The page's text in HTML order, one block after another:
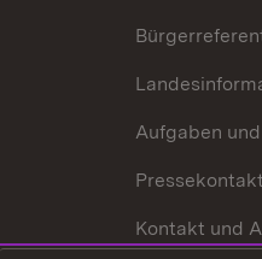
Aufgaben
Pressekontakt
Kontakt und